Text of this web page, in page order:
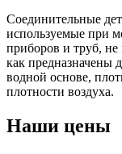
Соединительные
используемые при
приборов и труб, не
как предназначены
водной основе,
плотности воздуха.
Наши цены